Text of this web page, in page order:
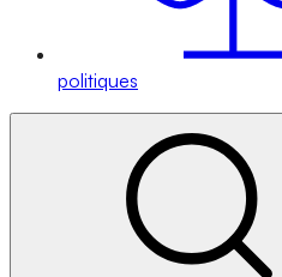
politiques